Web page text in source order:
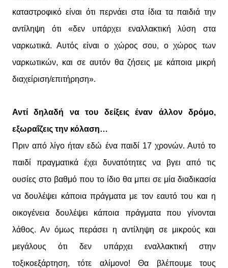
καταστροφικό είναι ότι περνάει στα ίδια τα παιδιά την
αντίληψη ότι «δεν υπάρχει εναλλακτική λύση στα
ναρκωτικά. Αυτός είναι ο χώρος σου, ο χώρος των
ναρκωτικών, και σε αυτόν θα ζήσεις με κάποια μικρή
διαχείριση/επιτήρηση».
Αντί δηλαδή να του δείξεις έναν άλλον δρόμο,
εξωραΐζεις την κόλαση…
Πριν από λίγο ήταν εδώ ένα παιδί 17 χρονών. Αυτό το
παιδί πραγματικά έχει δυνατότητες να βγει από τις
ουσίες στο βαθμό που το ίδιο θα μπει σε μία διαδικασία
να δουλέψει κάποια πράγματα με τον εαυτό του και η
οικογένεια δουλέψει κάποια πράγματα που γίνονται
λάθος. Αν όμως περάσει η αντίληψη σε μικρούς και
μεγάλους ότι δεν υπάρχει εναλλακτική στην
τοξικοεξάρτηση, τότε αλίμονο! Θα βλέπουμε τους